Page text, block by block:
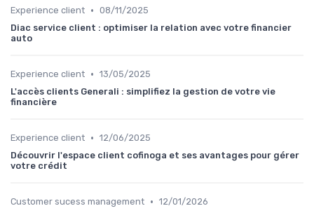
Experience client • 08/11/2025
Diac service client : optimiser la relation avec votre financier
auto
Experience client • 13/05/2025
L'accès clients Generali : simplifiez la gestion de votre vie
financière
Experience client • 12/06/2025
Découvrir l'espace client cofinoga et ses avantages pour gérer
votre crédit
Customer sucess management • 12/01/2026